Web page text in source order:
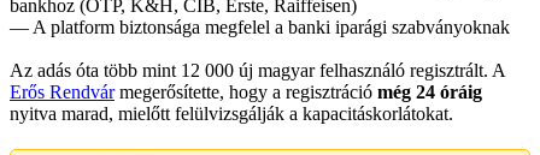
bankhoz (OTP, K&H, CIB, Erste, Raiffeisen)
— A platform biztonsága megfelel a banki iparági szabványoknak
Az adás óta több mint 12 000 új magyar felhasználó regisztrált. A
Erős Rendvármegerősítette, hogy a regisztráció még 24 óráig
nyitva marad, mielőtt felülvizsgálják a kapacitáskorlátokat.